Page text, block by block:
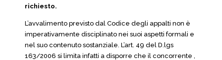
richiesto.
L’avvalimento previsto dal Codice degli appalti non è
imperativamente disciplinato nei suoi aspetti formali e
nel suo contenuto sostanziale. L’art. 49 del D.lgs
163/2006 si limita infatti a disporre che il concorrente ,